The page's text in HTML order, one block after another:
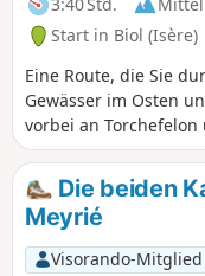
3:40 Std.
Mittel
Start in Biol (Isère)
Eine Route, die Sie
Gewässer im Osten
vorbei an
Succieu.
Die beiden
Meyrié
Visorando-Mitglied